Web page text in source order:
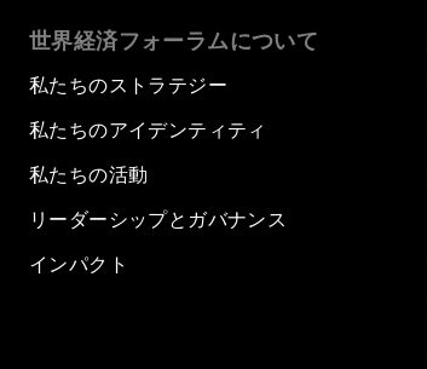
世界経済フォーラムについて
私たちのストラテジー
私たちのアイデンティティ
私たちの活動
リーダーシップとガバナンス
インパクト